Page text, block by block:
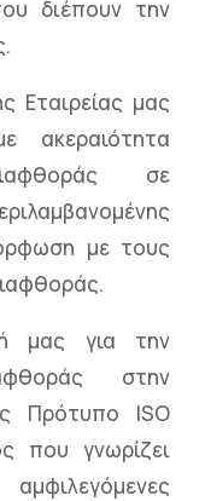
διέπουν την
Εταιρείας μας
ακεραιότητα
σε
με τους
μας για την
στην
Πρότυπο ISO
που γνωρίζει